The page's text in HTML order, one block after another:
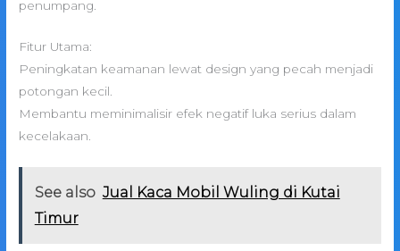
penumpang.
Fitur Utama:
Peningkatan keamanan lewat design yang pecah menjadi
potongan kecil.
Membantu meminimalisir efek negatif luka serius dalam
kecelakaan.
See also Jual Kaca Mobil Wuling di Kutai
Timur